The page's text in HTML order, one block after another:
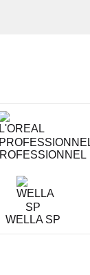
WELLA SP